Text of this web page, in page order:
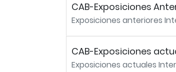
CAB-Exposiciones
Exposiciones anteriores
CAB-Exposiciones
Exposiciones actuales